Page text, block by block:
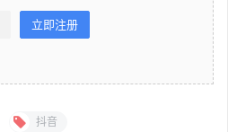
立即注册
抖音